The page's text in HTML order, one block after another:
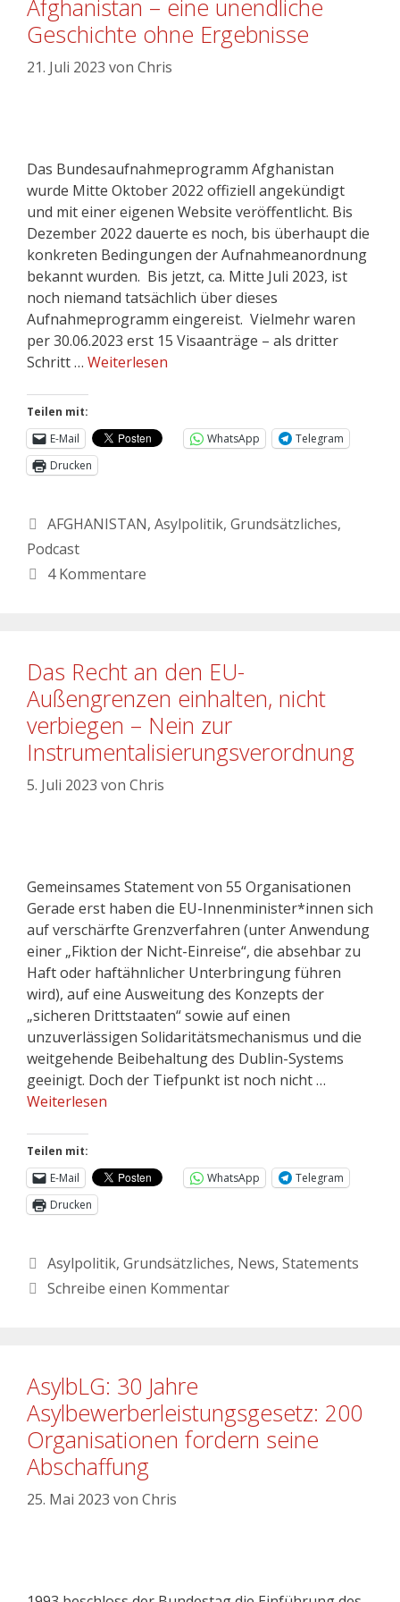
Afghanistan – eine unendliche
Geschichte ohne Ergebnisse
21. Juli 2023 von Chris
Das Bundesaufnahmeprogramm Afghanistan
wurde Mitte Oktober 2022 offiziell angekündigt
und mit einer eigenen Website veröffentlicht. Bis
Dezember 2022 dauerte es noch, bis überhaupt die
konkreten Bedingungen der Aufnahmeanordnung
bekannt wurden. Bis jetzt, ca. Mitte Juli 2023, ist
noch niemand tatsächlich über dieses
Aufnahmeprogramm eingereist. Vielmehr waren
per 30.06.2023 erst 15 Visaanträge – als dritter
Schritt … Weiterlesen
Teilen mit:
E-Mail
WhatsApp
Telegram
Drucken
AFGHANISTAN, Asylpolitik, Grundsätzliches,
Podcast
4 Kommentare
Das Recht an den EU-
Außengrenzen einhalten, nicht
verbiegen – Nein zur
Instrumentalisierungsverordnung
5. Juli 2023 von Chris
Gemeinsames Statement von 55 Organisationen
Gerade erst haben die EU-Innenminister*innen sich
auf verschärfte Grenzverfahren (unter Anwendung
einer „Fiktion der Nicht-Einreise“, die absehbar zu
Haft oder haftähnlicher Unterbringung führen
wird), auf eine Ausweitung des Konzepts der
„sicheren Drittstaaten“ sowie auf einen
unzuverlässigen Solidaritätsmechanismus und die
weitgehende Beibehaltung des Dublin-Systems
geeinigt. Doch der Tiefpunkt ist noch nicht …
Weiterlesen
Teilen mit:
E-Mail
WhatsApp
Telegram
Drucken
Asylpolitik, Grundsätzliches, News, Statements
Schreibe einen Kommentar
AsylbLG: 30 Jahre
Asylbewerberleistungsgesetz: 200
Organisationen fordern seine
Abschaffung
25. Mai 2023 von Chris